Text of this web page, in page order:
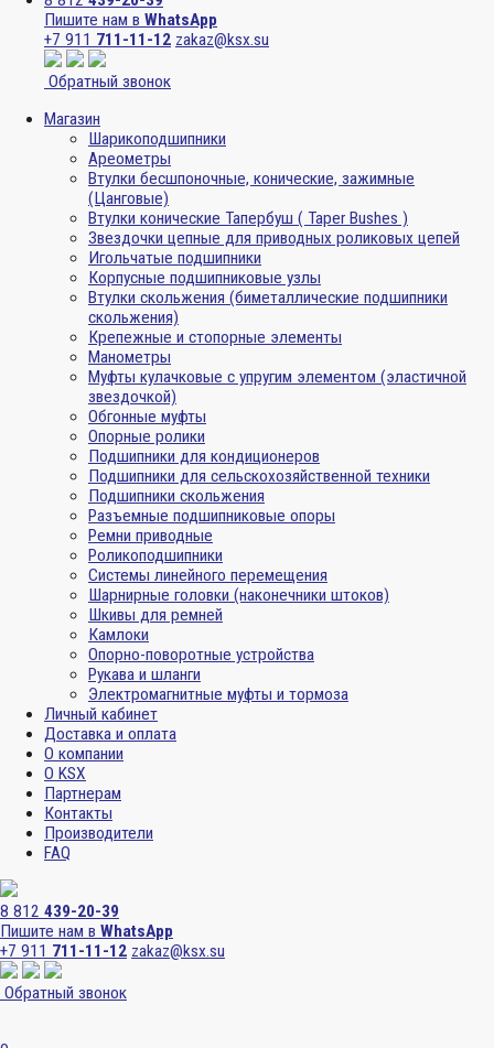
Пишите нам в WhatsApp
+7 911 711-11-12 zakaz@ksx.su
Обратный звонок
Магазин
Шарикоподшипники
Ареометры
Втулки бесшпоночные, конические, зажимные
(Цанговые)
Втулки конические Тапербуш ( Taper Bushes )
Звездочки цепные для приводных роликовых цепей
Игольчатые подшипники
Корпусные подшипниковые узлы
Втулки скольжения (биметаллические подшипники
скольжения)
Крепежные и стопорные элементы
Манометры
Муфты кулачковые с упругим элементом (эластичной
звездочкой)
Обгонные муфты
Опорные ролики
Подшипники для кондиционеров
Подшипники для сельскохозяйственной техники
Подшипники скольжения
Разъемные подшипниковые опоры
Ремни приводные
Роликоподшипники
Системы линейного перемещения
Шарнирные головки (наконечники штоков)
Шкивы для ремней
Камлоки
Опорно-поворотные устройства
Рукава и шланги
Электромагнитные муфты и тормоза
Личный кабинет
Доставка и оплата
О компании
О KSX
Партнерам
Контакты
Производители
FAQ
8 812 439-20-39
Пишите нам в WhatsApp
+7 911 711-11-12 zakaz@ksx.su
Обратный звонок